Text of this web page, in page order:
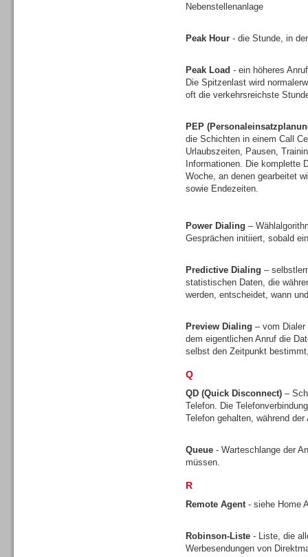
Nebenstellenanlage
Peak Hour - die Stunde, in
Peak Load - ein höheres
Die Spitzenlast wird
oft die verkehrsreichste
PEP
die Schichten in einem Call
Urlaubszeiten, Pausen,
Informationen. Die komplette
Woche, an denen gearbeitet
sowie Endezeiten.
Power Dialing –
Gesprächen initiiert, sobald
Predictive Dialing –
statistischen Daten, die
werden, entscheidet, wann
Preview Dialing – vom Dialer
dem eigentlichen Anruf die
selbst den Zeitpunkt
Q
QD (Quick Disconnect) –
Telefon. Die
Telefon gehalten, während
Queue - Warteschlange der
müssen.
R
Remote Agent- siehe Home
Robinson-Liste - Liste, die
Werbesendungen von